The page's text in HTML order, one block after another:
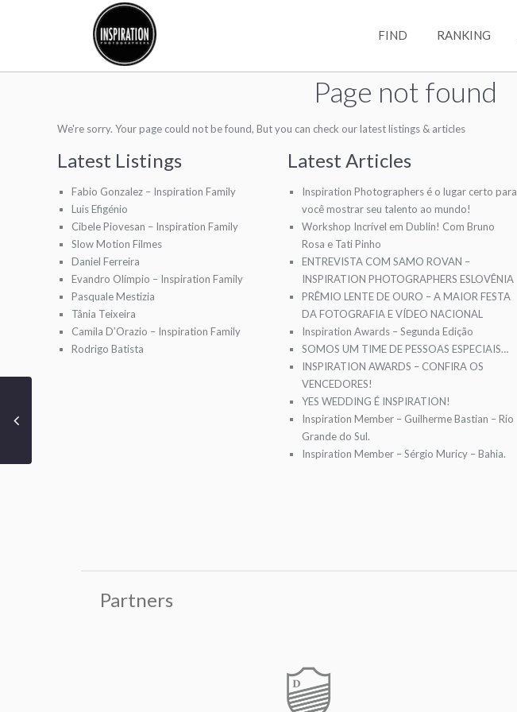
FIND RANKING
Page not found
We're sorry. Your page could not be found, But you can check our latest listings & articles
Latest Listings
Fabio Gonzalez – Inspiration Family
Luis Efigénio
Cibele Piovesan – Inspiration Family
Slow Motion Filmes
Daniel Ferreira
Evandro Olímpio – Inspiration Family
Pasquale Mestizia
Tânia Teixeira
Camila D’Orazio – Inspiration Family
Rodrigo Batista
Latest Articles
Inspiration Photographers é o lugar certo para
você mostrar seu talento ao mundo!
Workshop Incrível em Dublin! Com Bruno
Rosa e Tati Pinho
ENTREVISTA COM SAMO ROVAN –
INSPIRATION PHOTOGRAPHERS ESLOVÊNIA
PRÊMIO LENTE DE OURO – A MAIOR FESTA
DA FOTOGRAFIA E VÍDEO NACIONAL
Inspiration Awards – Segunda Edição
SOMOS UM TIME DE PESSOAS ESPECIAIS…
INSPIRATION AWARDS – CONFIRA OS
VENCEDORES!
YES WEDDING É INSPIRATION!
Inspiration Member – Guilherme Bastian – Rio
Grande do Sul.
Inspiration Member – Sérgio Muricy – Bahia.